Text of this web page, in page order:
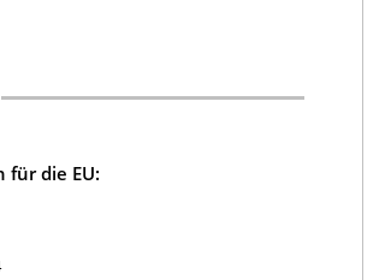
für die EU: